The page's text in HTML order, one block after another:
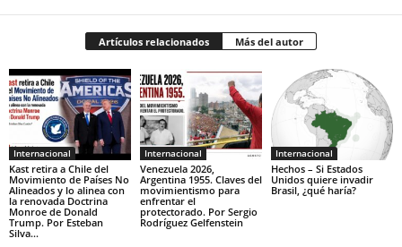
Artículos relacionados Más del autor
Internacional
Kast retira a Chile del
Movimiento de Países No
Alineados y lo alinea con
la renovada Doctrina
Monroe de Donald
Trump. Por Esteban
Silva...
Internacional
Venezuela 2026,
Argentina 1955. Claves del
movimientismo para
enfrentar el
protectorado. Por Sergio
Rodríguez Gelfenstein
Internacional
Hechos – Si Estados
Unidos quiere invadir
Brasil, ¿qué haría?